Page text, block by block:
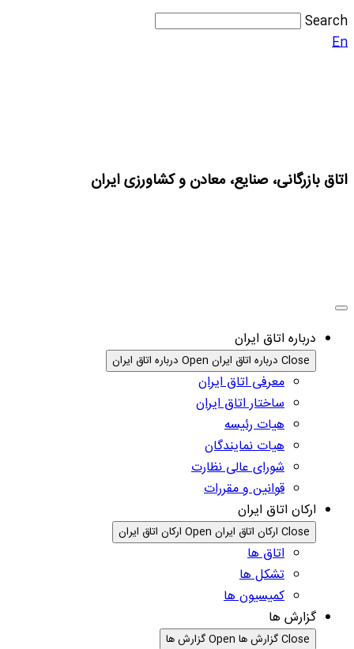
Search
En
اتاق بازرگانی، صنایع، معادن و کشاورزی ایران
درباره اتاق ایران
Close درباره اتاق ایران Open درباره اتاق ایران
معرفی اتاق ایران
ساختار اتاق ایران
هیات رئیسه
هیات نمایندگان
شورای عالی نظارت
قوانین و مقررات
ارکان اتاق ایران
Close ارکان اتاق ایران Open ارکان اتاق ایران
اتاق ها
تشکل ها
کمیسیون ها
گزارش ها
Close گزارش ها Open گزارش ها